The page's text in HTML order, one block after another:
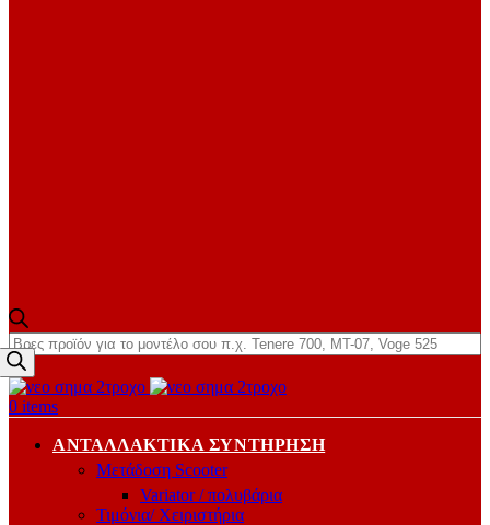
Products
search
0 items
ΑΝΤΑΛΛΑΚΤΙΚΆ ΣΥΝΤΉΡΗΣΗ
Μετάδοση Scooter
Variator / πολυβάρια
Τιμόνια/ Χειριστήρια